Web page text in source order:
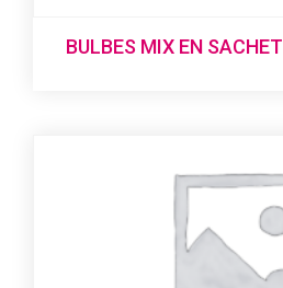
BULBES MIX EN SACHET